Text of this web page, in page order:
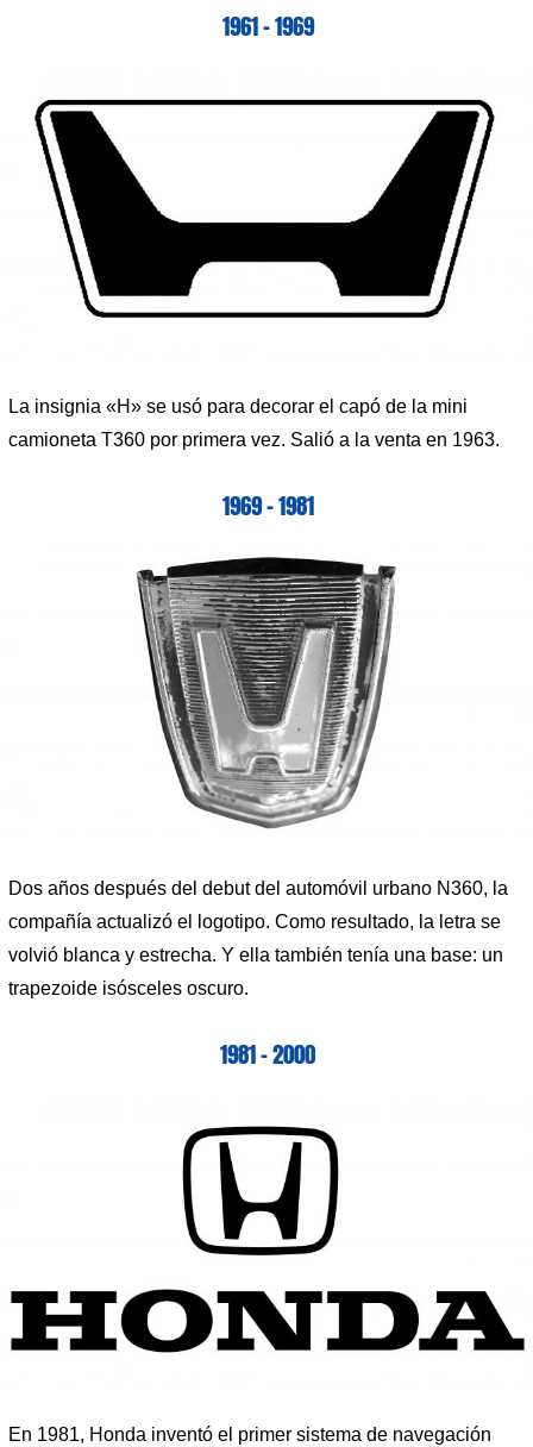
1961 – 1969
La insignia «H» se usó para decorar el capó de la mini
camioneta T360 por primera vez. Salió a la venta en 1963.
1969 – 1981
Dos años después del debut del automóvil urbano N360, la
compañía actualizó el logotipo. Como resultado, la letra se
volvió blanca y estrecha. Y ella también tenía una base: un
trapezoide isósceles oscuro.
1981 – 2000
En 1981, Honda inventó el primer sistema de navegación